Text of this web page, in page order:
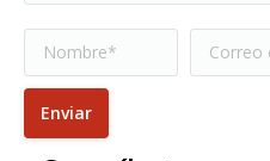
Nombre *
Correo
*
Enviar